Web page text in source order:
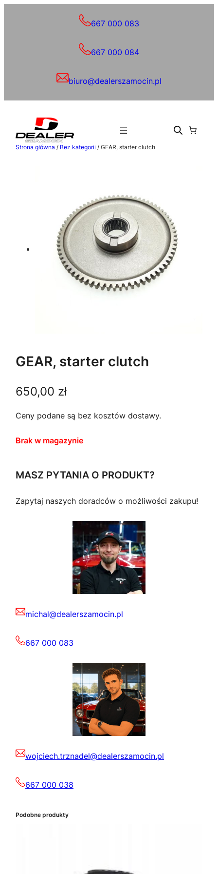
667 000 083
667 000 084
biuro@dealerszamocin.pl
Strona główna / Bez kategorii / GEAR, starter clutch
GEAR, starter clutch
650,00 zł
Ceny podane są bez kosztów dostawy.
Brak w magazynie
MASZ PYTANIA O PRODUKT?
Zapytaj naszych doradców o możliwości zakupu!
michal@dealerszamocin.pl
667 000 083
wojciech.trznadel@dealerszamocin.pl
667 000 038
Podobne produkty